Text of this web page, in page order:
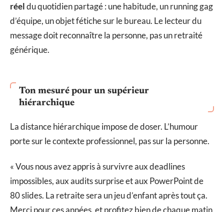
réeldu quotidien partagé : une habitude, un running gag
d’équipe, un objet fétiche sur le bureau. Le lecteur du
message doit reconnaître la personne, pas un retraité
générique.
Ton mesuré pour un supérieur
hiérarchique
La distance hiérarchique impose de doser. L’humour
porte sur le contexte professionnel, pas sur la personne.
« Vous nous avez appris à survivre aux deadlines
impossibles, aux audits surprise et aux PowerPoint de
80 slides. La retraite sera un jeu d’enfant après tout ça.